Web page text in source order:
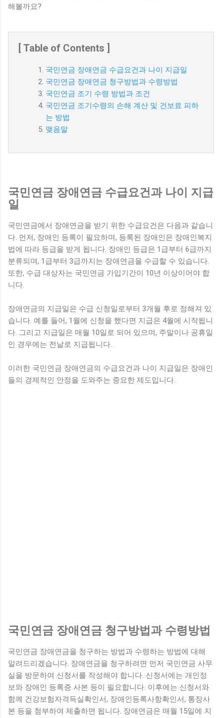
해볼까요?
[ Table of Contents ]
국민연금 장애연금 수급요건과 나이 지급일
국민연금 장애연금 청구방법과 수령방법
국민연금 조기 수령 방법과 조건
국민연금 조기수령의 손해 계산 및 건보료 피하
는 방법
맺음말
국민연금 장애연금 수급요건과 나이 지급
일
국민연금에서 장애연금을 받기 위한 수급요건은 다음과 같습니
다. 먼저, 장애인 등록이 필요하며, 등록된 장애인은 장애인복지
법에 따라 등급을 받게 됩니다. 장애인 등급은 1급부터 6급까지
분류되며, 1급부터 3급까지는 장애연금을 수급할 수 있습니다.
또한, 수급 대상자는 국민연금 가입기간이 10년 이상이어야 합
니다.
장애연금의 지급일은 수급 신청일로부터 3개월 후로 정해져 있
습니다. 예를 들어, 1월에 신청을 했다면 지급은 4월에 시작됩니
다. 그리고 지급일은 매월 10일로 되어 있으며, 주말이나 공휴일
인 경우에는 전날로 지급됩니다.
이러한 국민연금 장애연금의 수급요건과 나이 지급일은 장애인
들의 경제적인 안정을 도와주는 중요한 제도입니다.
국민연금 장애연금 청구방법과 수령방법
국민연금 장애연금을 청구하는 방법과 수령하는 방법에 대해
알려드리겠습니다. 장애연금을 청구하려면 먼저 국민연금 사무
실을 방문하여 신청서를 작성해야 합니다. 신청서에는 개인정
보와 장애인 등록증 사본 등이 필요합니다. 이후에는 신청서와
함께 건강보험자격득실확인서, 장애인등록사항확인서, 통장사
본 등을 첨부하여 제출하면 됩니다. 장애연금은 매월 15일에 지